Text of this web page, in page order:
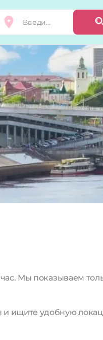
Добавить,
Мой бизнес
Запросы на
Сертификаты
Мы показываем
и ищите удобную